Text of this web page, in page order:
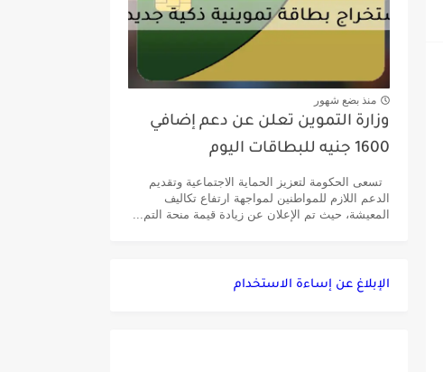
منذ بضع شهور
وزارة التموين تعلن عن دعم إضافي
1600 جنيه للبطاقات اليوم
تسعى الحكومة لتعزيز الحماية الاجتماعية وتقديم
الدعم اللازم للمواطنين لمواجهة ارتفاع تكاليف
المعيشة، حيث تم الإعلان عن زيادة قيمة منحة التم...
الإبلاغ عن إساءة الاستخدام